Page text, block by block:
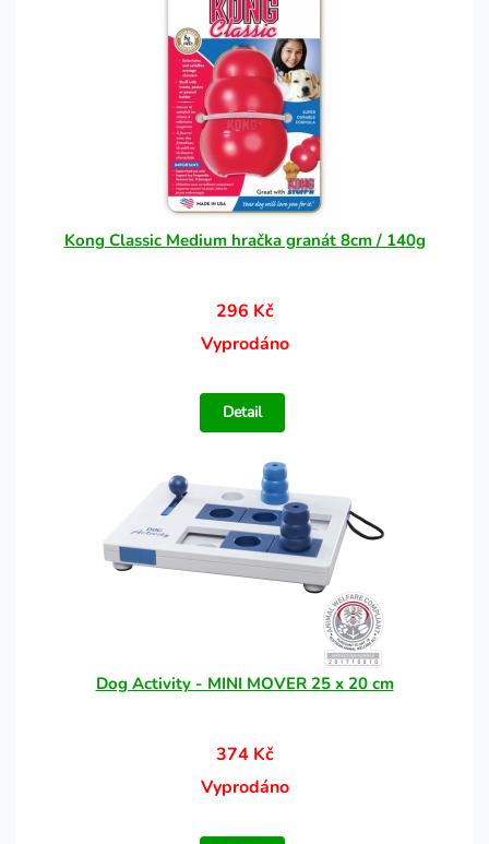
Kong Classic Medium hračka granát 8cm / 140g
296 Kč
Vyprodáno
Detail
Dog Activity - MINI MOVER 25 x 20 cm
374 Kč
Vyprodáno